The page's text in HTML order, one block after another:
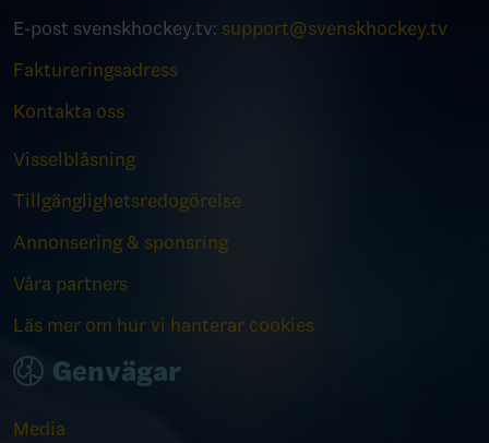
E-post svenskhockey.tv: support@svenskhockey.tv
Faktureringsadress
Kontakta oss
Visselblåsning
Tillgänglighetsredogörelse
Annonsering & sponsring
Våra partners
Läs mer om hur vi hanterar cookies
Genvägar
Media